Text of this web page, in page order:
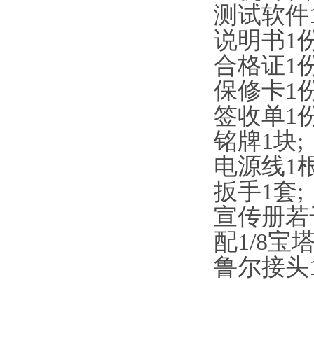
测试软
说明书1
合格证1
保修卡1
签收单1
铭牌1块;
电源线1
扳手1套;
宣传册
配1/8宝
鲁尔接头